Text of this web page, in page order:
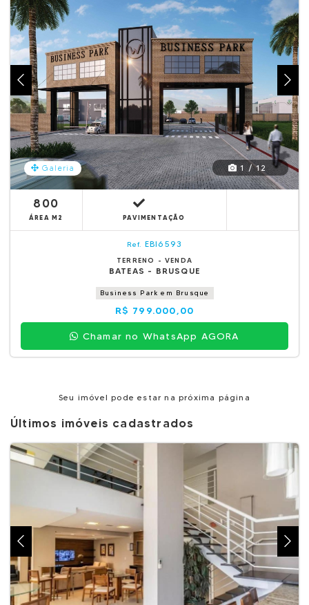
Galeria 1 / 12
800
ÁREA M2 PAVIMENTAÇÃO
Ref. EBI6593
TERRENO - VENDA
BATEAS - BRUSQUE
Business Park em Brusque
R$ 799.000,00
Chamar no WhatsApp AGORA
Seu imóvel pode estar na próxima página
Últimos imóveis cadastrados